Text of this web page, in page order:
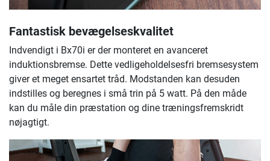
Fantastisk bevægelseskvalitet
Indvendigt i Bx70i er der monteret en avanceret
induktionsbremse. Dette vedligeholdelsesfri bremsesystem
giver et meget ensartet tråd. Modstanden kan desuden
indstilles og beregnes i små trin på 5 watt. På den måde
kan du måle din præstation og dine træningsfremskridt
nøjagtigt.